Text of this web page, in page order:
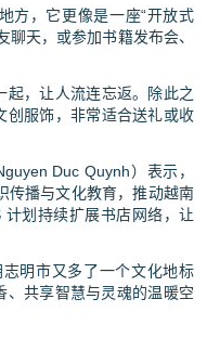
方，它更像是一座“开放式
聊天，或参加书籍发布会、
起，让人流连忘返。除此之
创服饰，非常适合送礼或收
Duc Quynh）表示，
传播与文化教育，推动越南
划持续扩展书店网络，让
明市又多了一个文化地标
共享智慧与灵魂的温暖空